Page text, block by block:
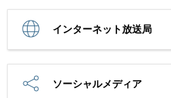
インターネット放送局
ソーシャルメディア